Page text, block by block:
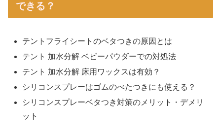
できる？
テントフライシートのベタつきの原因とは
テント 加水分解 ベビーパウダーでの対処法
テント 加水分解 床用ワックスは有効？
シリコンスプレーはゴムのべたつきにも使える？
シリコンスプレーベタつき対策のメリット・デメリ
ット